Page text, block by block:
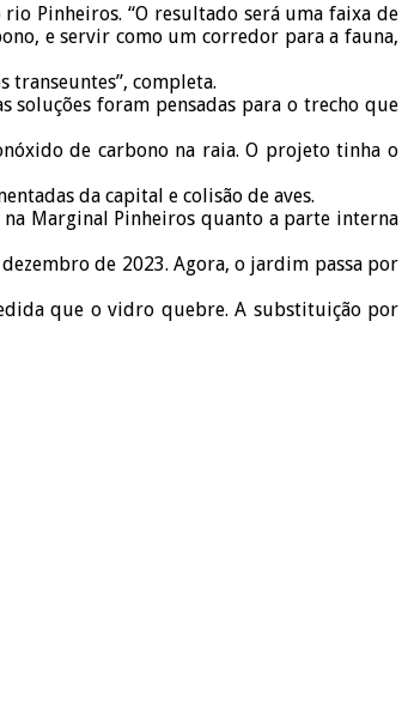
Pinheiros. “O resultado será uma faixa de
e servir como um corredor para a fauna,
transeuntes”, completa.
soluções foram pensadas para o trecho que
de carbono na raia. O projeto tinha o
da capital e colisão de aves.
Marginal Pinheiros quanto a parte interna
de 2023. Agora, o jardim passa por
que o vidro quebre. A substituição por